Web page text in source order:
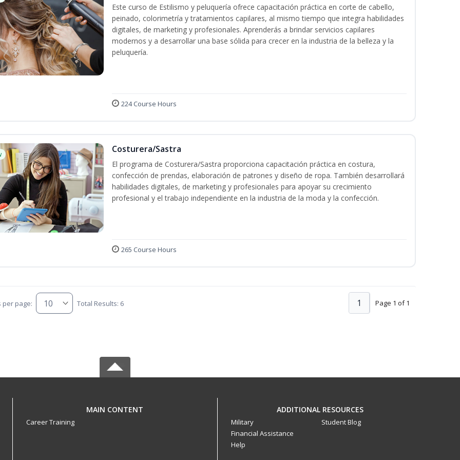
Este curso de Estilismo y peluquería ofrece capacitación práctica en corte de cabello,
peinado, colorimetría y tratamientos capilares, al mismo tiempo que integra habilidades
digitales, de marketing y profesionales. Aprenderás a brindar servicios capilares
modernos y a desarrollar una base sólida para crecer en la industria de la belleza y la
peluquería.
224 Course Hours
Costurera/Sastra
El programa de Costurera/Sastra proporciona capacitación práctica en costura,
confección de prendas, elaboración de patrones y diseño de ropa. También desarrollará
habilidades digitales, de marketing y profesionales para apoyar su crecimiento
profesional y el trabajo independiente en la industria de la moda y la confección.
265 Course Hours
per page: Total Results: 6 Page 1 of 1
1
MAIN CONTENT
Career Training
ADDITIONAL RESOURCES
Military
Financial Assistance
Help
Student Blog